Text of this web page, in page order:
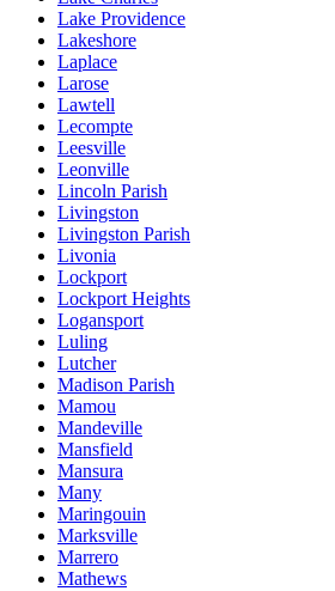
Lake Providence
Lakeshore
Laplace
Larose
Lawtell
Lecompte
Leesville
Leonville
Lincoln Parish
Livingston
Livingston Parish
Livonia
Lockport
Lockport Heights
Logansport
Luling
Lutcher
Madison Parish
Mamou
Mandeville
Mansfield
Mansura
Many
Maringouin
Marksville
Marrero
Mathews